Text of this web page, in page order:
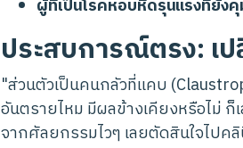
ผู้ที่เป็นโรคหอบหืดรุนแรงที่ยัง
ประสบการณ์ตรง: เ
"ส่วนตัวเป็นคนกลัวที่แคบ
อันตรายไหม มีผลข้างเคียงหรือไม่
จากศัลยกรรมไวๆ เลยตัดสินใจไปค